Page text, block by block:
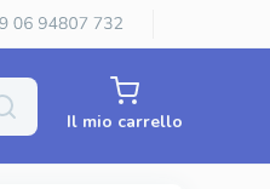
Il mio carrello